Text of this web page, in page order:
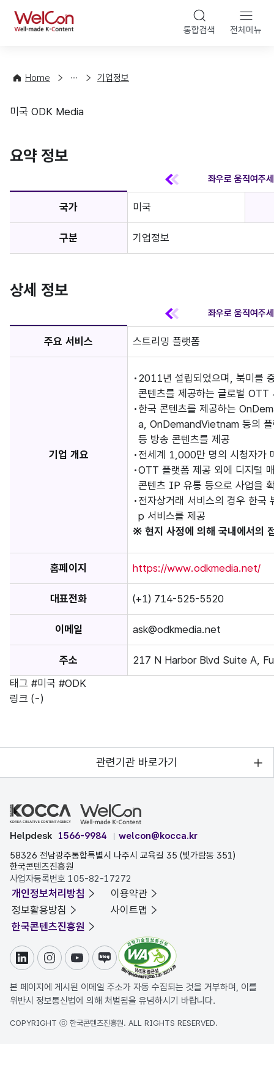
WelCon 통합검색 전체메뉴
Home
컨
팅
해
기
정
기업정보
기업정보
미국 ODK Media
요약 정보
국가 미국
구분 기업정보
상세 정보
주요 서비스 스트리밍 플랫폼
기업 개요
2011년 설립되었으며, 북미를
콘텐츠를 제공하는 글로벌 OTT
한국 콘텐츠를 제공하는
a, OnDemandVietnam 등의 플
등 방송 콘텐츠를 제공
전세계 1,000만 명의 시청자가
OTT 플랫폼 제공 외에 디지털
콘텐츠 IP 유통 등으로 사업을
전자상거래 서비스의 경우 한국
p 서비스를 제공
※ 현지 사정에 의해 국내에서의
홈페이지 https://www.odkmedia.net/
대표전화 (+1) 714-525-5520
이메일 ask@odkmedia.net
주소
217 N Harbor Blvd Suite A,
태그 #미국 #ODK
링크 (-)
관련기관 바로가기
Helpdesk 1566-9984
welcon@kocca.kr
58326 전남광주통합특별시 나주시 교육길 35 (빛가람동 351)
한국콘텐츠진흥원
사업자등록번호 105-82-17272
개인정보처리방침
이용약관
정보활용방침
사이트맵
한국콘텐츠진흥원
링크드인인스타그램
유튜브블로그
본 페이지에 게시된 이메일 주소가 자동 수집되는 것을 거부하며, 이를
위반시 정보통신법에 의해 처벌됨을 유념하시기 바랍니다.
COPYRIGHT ⓒ 한국콘텐츠진흥원. ALL RIGHTS RESERVED.